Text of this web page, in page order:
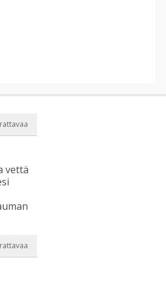
vettä